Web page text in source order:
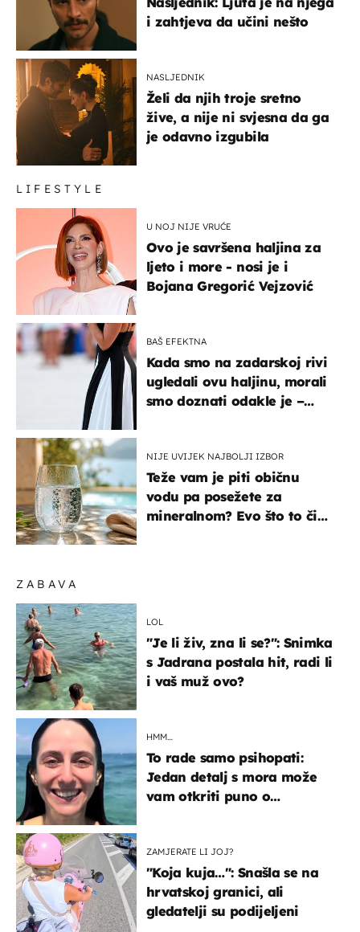
ZABAVA
LOL
"Je li živ, zna li se?": Snimka
s Jadrana postala hit, radi li
i vaš muž ovo?
HMM…
To rade samo psihopati:
Jedan detalj s mora može
vam otkriti puno o
ZAMJERATE LI JOJ?
"Koja kuja…": Snašla se na
hrvatskoj granici, ali
gledatelji su podijeljeni
i zahtjeva da učini nešto
NASLJEDNIK
Želi da njih troje sretno
žive, a nije ni svjesna da ga
je odavno izgubila
LIFESTYLE
U NOJ NIJE VRUĆE
Ovo je savršena haljina za
ljeto i more - nosi je i
Bojana Gregorić Vejzović
BAŠ EFEKTNA
Kada smo na zadarskoj rivi
ugledali ovu haljinu, morali
smo doznati odakle je –
NIJE UVIJEK NAJBOLJI IZBOR
Teže vam je piti običnu
vodu pa posežete za
mineralnom? Evo što to čini